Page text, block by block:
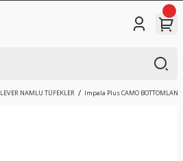
NAMLU TÜFEKLER Impala Plus CAMO